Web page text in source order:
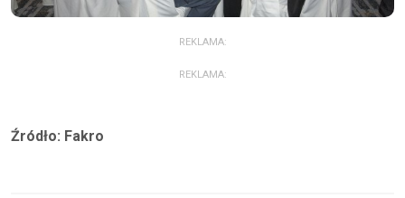
REKLAMA:
REKLAMA:
Źródło: Fakro